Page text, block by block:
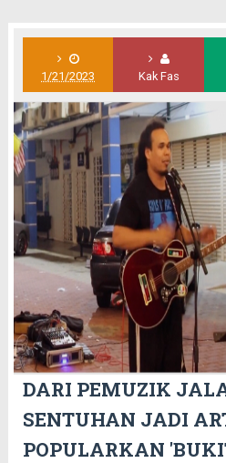
1/21/2023 Kak Fas
DARI PEMUZIK
SENTUHAN JADI
POPULARKAN